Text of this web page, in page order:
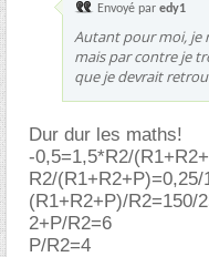
Envoyé par edy1
Autant pour moi, je
mais par contre je
que je devrait
Dur dur les maths!
-0,5=1,5*R2/
R2/(R1+R2+P)=0,25/
(R1+R2+P)/R2=150/
2+P/R2=6
P/R2=4